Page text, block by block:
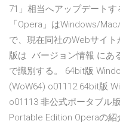
71」相当へアップデートす
「Opera」はWindows/
で、現在同社のWebサイ
版は バージョン情報 にあ
で識別する。 64bit版
(WoW64) o01112 64bit版
o01113 非公式ポータブル
Portable Edition Operaの紹